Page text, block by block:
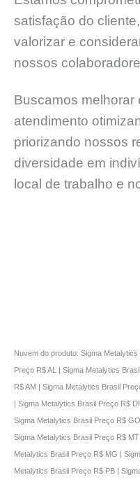
satisfação do
valorizar e
nossos
Buscamos melhorar
atendimento
priorizando nossos
diversidade em
local de trabalho e
Nuvem do produto: Sigma
Preço R$ AL | Sigma Metalytics
R$ AM | Sigma Metalytics Brasil
| Sigma Metalytics Brasil Preço R$
Sigma Metalytics Brasil Preço R$
Sigma Metalytics Brasil Preço R$
Metalytics Brasil Preço R$ MG |
Metalytics Brasil Preço R$ PB |